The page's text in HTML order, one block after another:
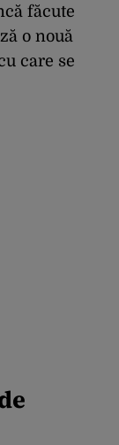
făcute
o nouă
care se